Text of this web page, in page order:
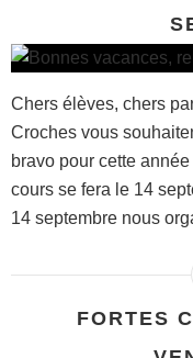
Chers élèves, chers
Croches vous
bravo pour cette
cours se fera le 14
14 septembre nous
FORTES